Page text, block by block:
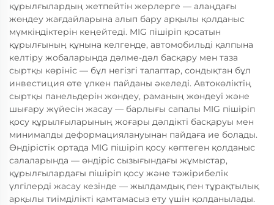
құрылғылардың жетпейтін жерлерге — алаңдағы
жөндеу жағдайларына алып бару арқылы қолданыс
мүмкіндіктерін кеңейтеді. MIG пішіріп қосатын
құрылғының құнына келгенде, автомобильді қалпына
келтіру жобаларында дәлме-дәл басқару мен таза
сыртқы көрініс — бұл негізгі талаптар, сондықтан бұл
инвестиция өте үлкен пайданы әкеледі. Автокөліктің
сыртқы панельдерін жөндеу, раманың жөндеуі және
шығару жүйесін жасау — барлығы сапалы MIG пішіріп
қосу құрылғыларының жоғары дәлдікті басқаруы мен
минималды деформациялануынан пайдаға ие болады.
Өндірістік ортада MIG пішіріп қосу көптеген қолданыс
салаларында — өндіріс сызығындағы жұмыстар,
құрылғылардағы пішіріп қосу және тәжірибелік
үлгілерді жасау кезінде — жылдамдық пен тұрақтылық
арқылы тиімділікті қамтамасыз ету үшін қолданылады.